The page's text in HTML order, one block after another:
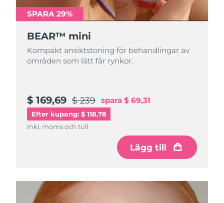
SPARA 29%
BEAR™ mini
Kompakt ansiktstoning för behandlingar av
områden som lätt får rynkor.
$ 169,69 $ 239 spara $ 69,31
Efter kupong: $ 118,78
Inkl. moms och tull
Lägg till
Förenade
Arabemiraten
Förväntad leverans8/12/26
Storbritannien
Vietnam